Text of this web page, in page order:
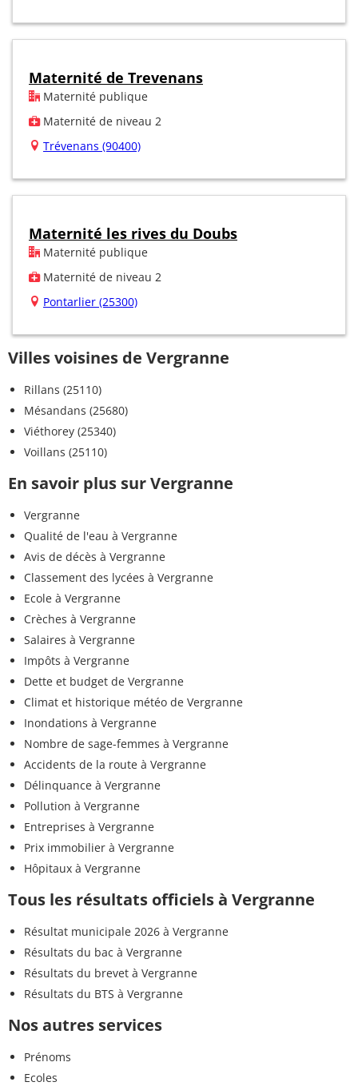
Maternité de Trevenans
Maternité publique
Maternité de niveau 2
Trévenans (90400)
Maternité les rives du Doubs
Maternité publique
Maternité de niveau 2
Pontarlier (25300)
Villes voisines de Vergranne
Rillans (25110)
Mésandans (25680)
Viéthorey (25340)
Voillans (25110)
En savoir plus sur Vergranne
Vergranne
Qualité de l'eau à Vergranne
Avis de décès à Vergranne
Classement des lycées à Vergranne
Ecole à Vergranne
Crèches à Vergranne
Salaires à Vergranne
Impôts à Vergranne
Dette et budget de Vergranne
Climat et historique météo de Vergranne
Inondations à Vergranne
Nombre de sage-femmes à Vergranne
Accidents de la route à Vergranne
Délinquance à Vergranne
Pollution à Vergranne
Entreprises à Vergranne
Prix immobilier à Vergranne
Hôpitaux à Vergranne
Tous les résultats officiels à Vergranne
Résultat municipale 2026 à Vergranne
Résultats du bac à Vergranne
Résultats du brevet à Vergranne
Résultats du BTS à Vergranne
Nos autres services
Prénoms
Ecoles